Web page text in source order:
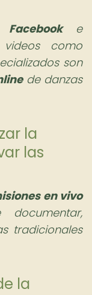
Facebooke
como
son
de danzas
la
las
en vivo
tradicionales
la